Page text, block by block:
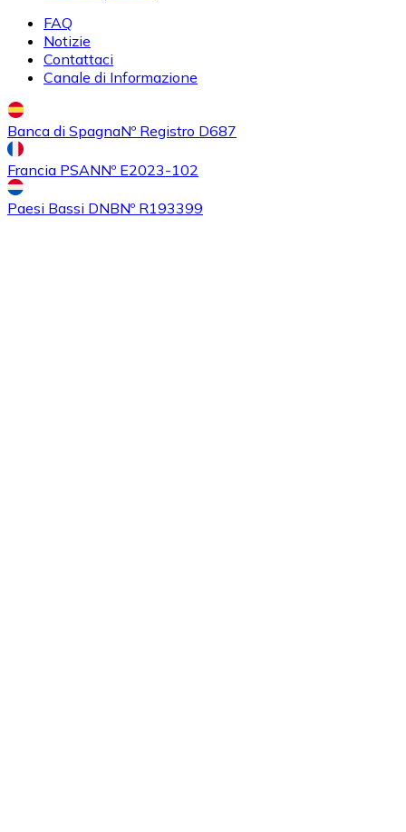
AcquistareAlgorandcon bonifico bancario
ALGO
FAQ
Notizie
Contattaci
Canale di Informazione
Banca di SpagnaNº Registro D687
Francia PSANNº E2023-102
Paesi Bassi DNBNº R193399